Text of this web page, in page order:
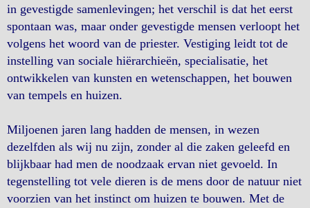
in gevestigde samenlevingen; het verschil is dat het eerst
spontaan was, maar onder gevestigde mensen verloopt het
volgens het woord van de priester. Vestiging leidt tot de
instelling van sociale hiërarchieën, specialisatie, het
ontwikkelen van kunsten en wetenschappen, het bouwen
van tempels en huizen.
Miljoenen jaren lang hadden de mensen, in wezen
dezelfden als wij nu zijn, zonder al die zaken geleefd en
blijkbaar had men de noodzaak ervan niet gevoeld. In
tegenstelling tot vele dieren is de mens door de natuur niet
voorzien van het instinct om huizen te bouwen. Met de